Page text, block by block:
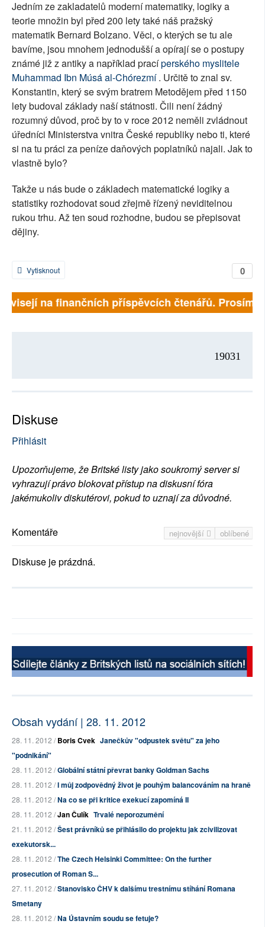
Jedním ze zakladatelů moderní matematiky, logiky a
teorie množin byl před 200 lety také náš pražský
matematik Bernard Bolzano. Věci, o kterých se tu ale
bavíme, jsou mnohem jednodušší a opírají se o postupy
známé již z antiky a například pracíperského myslitele
Muhammad Ibn Músá al-Chórezmí. Určitě to znal sv.
Konstantin, který se svým bratrem Metodějem před 1150
lety budoval základy naší státnosti. Čili není žádný
rozumný důvod, proč by to v roce 2012 neměli zvládnout
úředníci Ministerstva vnitra České republiky nebo ti, které
si na tu práci za peníze daňových poplatníků najali. Jak to
vlastně bylo?
Takže u nás bude o základech matematické logiky a
statistiky rozhodovat soud zřejmě řízený neviditelnou
rukou trhu. Až ten soud rozhodne, budou se přepisovat
dějiny.
0
Vytisknout
na finančních příspěvcích čtenářů. Prosíme,
19031
Diskuse
Přihlásit
Upozorňujeme, že Britské listy jako soukromý server si
vyhrazují právo blokovat přístup na diskusní fóra
jakémukoliv diskutérovi, pokud to uznají za důvodné.
nejnovější oblíbené
Komentáře
Diskuse je prázdná.
Obsah vydání | 28. 11. 2012
28. 11. 2012 /Boris Cvek Janečkův "odpustek světu" za jeho
"podnikání"
28. 11. 2012 /Globální státní převrat banky Goldman Sachs
28. 11. 2012 /I můj zodpovědný život je pouhým balancováním na hraně
28. 11. 2012 /Na co se při kritice exekucí zapomíná II
28. 11. 2012 /Jan Čulík Trvalé neporozumění
21. 11. 2012 /Šest právníků se přihlásilo do projektu jak zcivilizovat
exekutorsk...
28. 11. 2012 /The Czech Helsinki Committee: On the further
prosecution of Roman S...
27. 11. 2012 /Stanovisko ČHV k dalšímu trestnímu stíhání Romana
Smetany
28. 11. 2012 /Na Ústavním soudu se fetuje?